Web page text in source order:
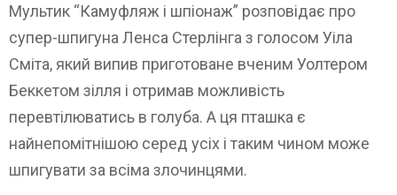
Мультик “Камуфляж і шпіонаж” розповідає про
супер-шпигуна Ленса Стерлінга з голосом Уіла
Сміта, який випив приготоване вченим Уолтером
Беккетом зілля і отримав можливість
перевтілюватись в голуба. А ця пташка є
найнепомітнішою серед усіх і таким чином може
шпигувати за всіма злочинцями.